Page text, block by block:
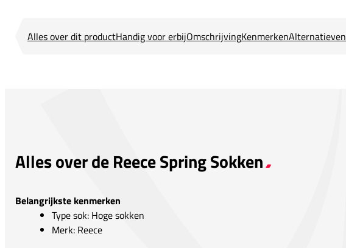
Alles over dit productHandig voor erbijOmschrijvingKenmerkenAlternatieven
Alles over de Reece Spring Sokken
Belangrijkste kenmerken
Type sok: Hoge sokken
Merk: Reece